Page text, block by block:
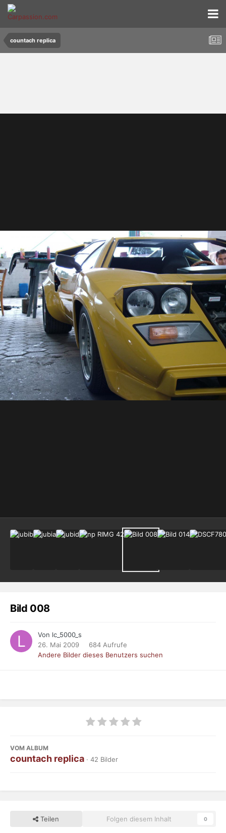
countach replica
Bild 008
Von lc_5000_s
26. Mai 2009
684 Aufrufe
Andere Bilder dieses Benutzers suchen
VOM ALBUM
countach replica · 42 Bilder
Teilen Folgen diesem Inhalt 0